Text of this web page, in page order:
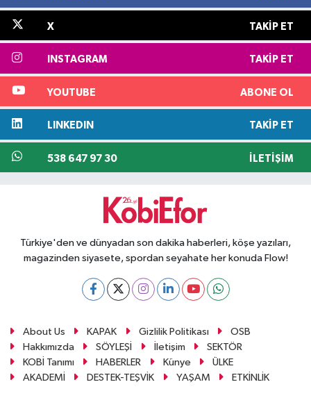
X TAKIP ET
INSTAGRAM TAKIP ET
YOUTUBE ABONE OL
LINKEDIN TAKIP ET
538 647 97 30 İLETIŞIM
Türkiye'den ve dünyadan son dakika haberleri, köşe yazıları,
magazinden siyasete, spordan seyahate her konuda Flow!
About Us KAPAK Gizlilik Politikası
OSB
Hakkımızda
SÖYLEŞİ İletişim
SEKTÖR
KOBİ Tanımı
HABERLER Künye
ÜLKE
AKADEMİ
DESTEK-TEŞVİK YAŞAM ETKİNLİK